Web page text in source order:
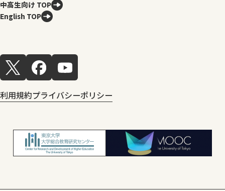
中高生向け TOP
English TOP
利用規約プライバシーポリシー